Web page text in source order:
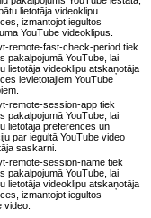
lietotāja videoklipu
izmantojot iegultos
YouTube videoklipus.
remote-fast-check-period tiek
pakalpojumā YouTube, lai
lietotāja videoklipu atskaņotāja
ievietotajiem YouTube
remote-session-app tiek
pakalpojumā YouTube, lai
lietotāja preferences un
par iegultā YouTube video
saskarni.
remote-session-name tiek
pakalpojumā YouTube, lai
lietotāja videoklipu atskaņotāja
izmantojot iegultos
video.